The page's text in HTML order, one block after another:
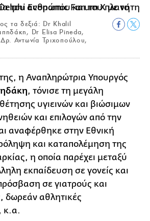
τα δεξιά: Dr Khalil
Dr Elisa Pineda,
Αντωνία Τριχοπούλου,
η Αναπληρώτρια Υπουργός
, τόνισε τη μεγάλη
υγιεινών και βιώσιμων
και επιλογών από την
αναφέρθηκε στην Εθνική
και καταπολέμηση της
η οποία παρέχει μεταξύ
εκπαίδευση σε γονείς και
σε γιατρούς και
δωρεάν αθλητικές
κ.α.